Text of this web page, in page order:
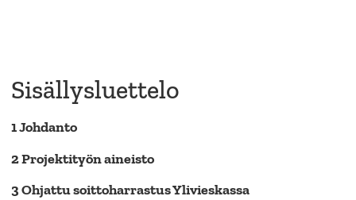
Sisällysluettelo
1 Johdanto
2 Projektityön aineisto
3 Ohjattu soittoharrastus Ylivieskassa